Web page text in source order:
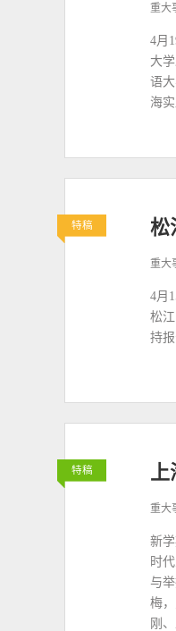
重大
4月
大
语
海
特稿 松
重大
4月
松
持报
特稿 上
重大
新
时
与
梅
刚